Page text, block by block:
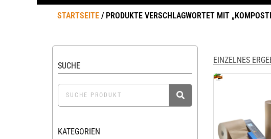
STARTSEITE / PRODUKTE VERSCHLAGWORTET MIT
SUCHE
KATEGORIEN
EINZELNES